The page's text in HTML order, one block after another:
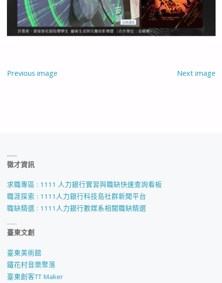
Previous image Next image
徵才資訊
求職專區 : 1111 人力銀行實習與職缺快速查詢看板
職涯探索 : 1111人力銀行科技島社群新聞平台
職缺精選 : 1111人力銀行數媒系相關職缺精選
臺東文創
臺東美術館
鐵花村音樂聚落
臺東創客TT Maker